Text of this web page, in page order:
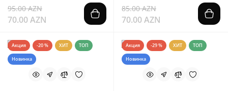
95.00 AZN
70.00 AZN
85.00 AZN
70.00 AZN
Акция -20 % ХИТ ТОП
Новинка
Акция -29 % ХИТ ТОП
Новинка